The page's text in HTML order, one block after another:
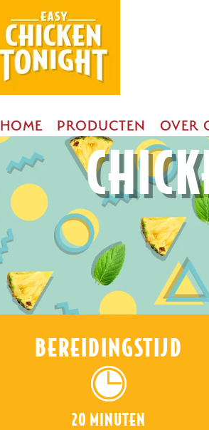
HOME PRODUCTEN OVER
BEREIDINGSTIJD
20 MINUTEN